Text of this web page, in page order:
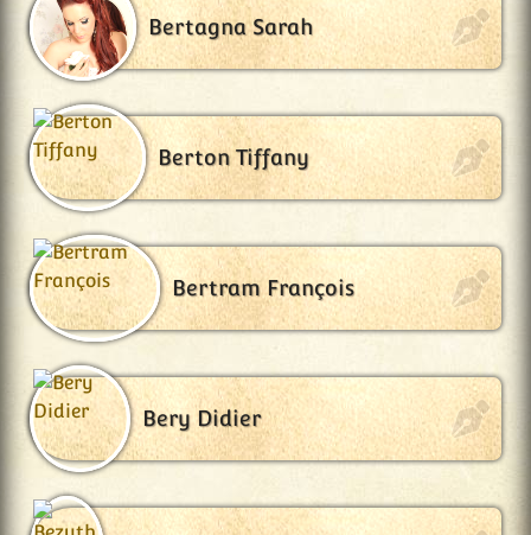
Bertagna Sarah
Berton Tiffany
Bertram François
Bery Didier